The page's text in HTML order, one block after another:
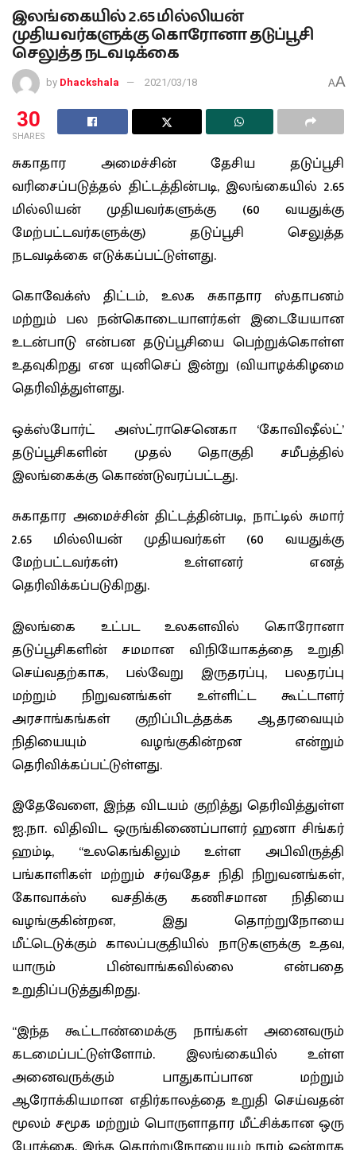
இலங்கையில் 2.65 மில்லியன்
முதியவர்களுக்கு கொரோனா தடுப்பூசி
செலுத்த நடவடிக்கை
by Dhackshala 2021/03/18 AA
30
SHARES
சுகாதார அமைச்சின் தேசிய தடுப்பூசி
வரிசைப்படுத்தல் திட்டத்தின்படி, இலங்கையில் 2.65
மில்லியன் முதியவர்களுக்கு (60 வயதுக்கு
மேற்பட்டவர்களுக்கு) தடுப்பூசி செலுத்த
நடவடிக்கை எடுக்கப்பட்டுள்ளது.
கொவேக்ஸ் திட்டம், உலக சுகாதார ஸ்தாபனம்
மற்றும் பல நன்கொடையாளர்கள் இடையேயான
உடன்பாடு என்பன தடுப்பூசியை பெற்றுக்கொள்ள
உதவுகிறது என யுனிசெப் இன்று (வியாழக்கிழமை
தெரிவித்துள்ளது.
ஒக்ஸ்போர்ட் அஸ்ட்ராசெனெகா ‘கோவிஷீல்ட்’
தடுப்பூசிகளின் முதல் தொகுதி சமீபத்தில்
இலங்கைக்கு கொண்டுவரப்பட்டது.
சுகாதார அமைச்சின் திட்டத்தின்படி, நாட்டில் சுமார்
2.65 மில்லியன் முதியவர்கள் (60 வயதுக்கு
மேற்பட்டவர்கள்) உள்ளனர் எனத்
தெரிவிக்கப்படுகிறது.
இலங்கை உட்பட உலகளவில் கொரோனா
தடுப்பூசிகளின் சமமான விநியோகத்தை உறுதி
செய்வதற்காக, பல்வேறு இருதரப்பு, பலதரப்பு
மற்றும் நிறுவனங்கள் உள்ளிட்ட கூட்டாளர்
அரசாங்கங்கள் குறிப்பிடத்தக்க ஆதரவையும்
நிதியையும் வழங்குகின்றன என்றும்
தெரிவிக்கப்பட்டுள்ளது.
இதேவேளை, இந்த விடயம் குறித்து தெரிவித்துள்ள
ஐ.நா. விதிவிட ஒருங்கிணைப்பாளர் ஹனா சிங்கர்
ஹம்டி, “உலகெங்கிலும் உள்ள அபிவிருத்தி
பங்காளிகள் மற்றும் சர்வதேச நிதி நிறுவனங்கள்,
கோவாக்ஸ் வசதிக்கு கணிசமான நிதியை
வழங்குகின்றன, இது தொற்றுநோயை
மீட்டெடுக்கும் காலப்பகுதியில் நாடுகளுக்கு உதவ,
யாரும் பின்வாங்கவில்லை என்பதை
உறுதிப்படுத்துகிறது.
“இந்த கூட்டாண்மைக்கு நாங்கள் அனைவரும்
கடமைப்பட்டுள்ளோம். இலங்கையில் உள்ள
அனைவருக்கும் பாதுகாப்பான மற்றும்
ஆரோக்கியமான எதிர்காலத்தை உறுதி செய்வதன்
மூலம் சமூக மற்றும் பொருளாதார மீட்சிக்கான ஒரு